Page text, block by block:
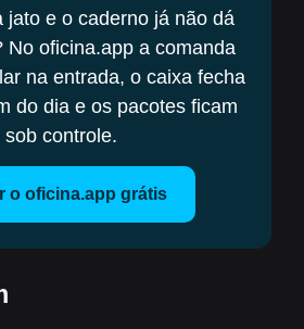
jato e o caderno já não dá
No oficina.app a comanda
na entrada, o caixa fecha
do dia e os pacotes ficam
sob controle.
o oficina.app grátis